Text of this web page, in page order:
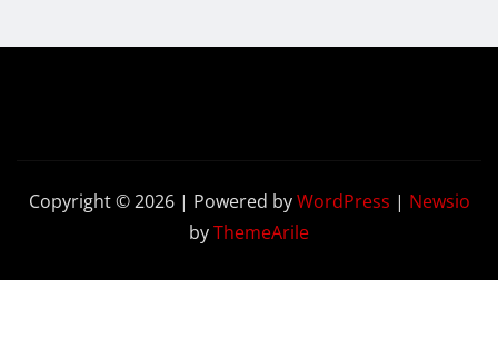
Copyright © 2026 | Powered byWordPress | Newsio
byThemeArile